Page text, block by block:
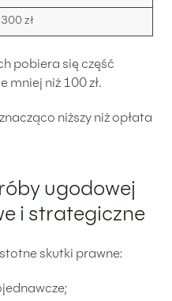
300 zł
pobiera się część
mniej niż 100 zł.
niższy niż opłata
ugodowej
i strategiczne
skutki prawne: